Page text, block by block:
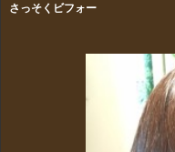
さっそくビフォー